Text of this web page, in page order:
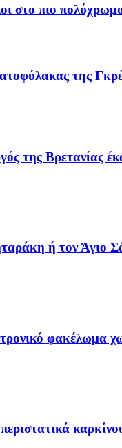
στο πιο
της
Βρετανίας
ή τον Άγιο
φακέλωμα